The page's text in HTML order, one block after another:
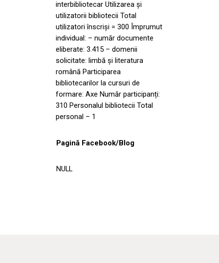
interbibliotecar Utilizarea și
utilizatorii bibliotecii Total
utilizatori înscriși = 300 Împrumut
individual: – număr documente
eliberate: 3.415 – domenii
solicitate: limbă și literatura
română Participarea
bibliotecarilor la cursuri de
formare: Axe Număr participanți:
310 Personalul bibliotecii Total
personal – 1
Pagină Facebook/Blog
NULL